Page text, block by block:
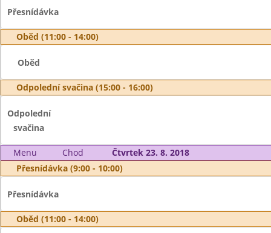
Přesnídávka
Oběd (11:00 - 14:00)
Oběd
Odpolední svačina (15:00 - 16:00)
Odpolední
svačina
Menu Chod
Čtvrtek 23. 8. 2018
Přesnídávka (9:00 - 10:00)
Přesnídávka
Oběd (11:00 - 14:00)